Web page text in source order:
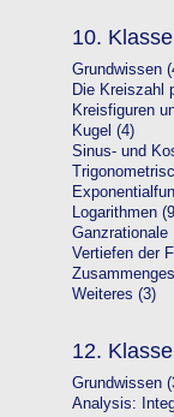
10. Klasse
Grundwissen
Die Kreiszahl
Kreisfiguren
Kugel (4)
Sinus- und
Logarithmen
Ganzrationale
Vertiefen der
Weiteres (3)
12. Klasse
Grundwissen
Analysis: